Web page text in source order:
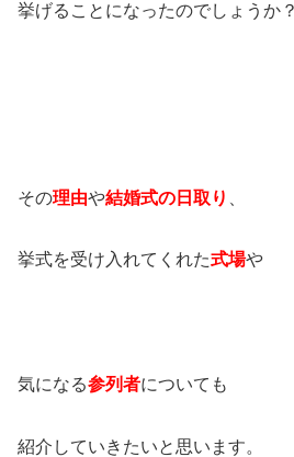
挙げることになったのでしょうか？
その理由や結婚式の日取り
挙式を受け入れてくれた式場や
気になる参列者についても
紹介していきたいと思います。